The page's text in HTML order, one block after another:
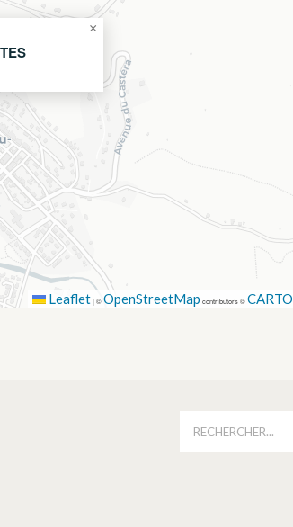
×
Leaflet |©OpenStreetMap contributors ©CARTO